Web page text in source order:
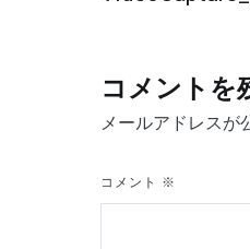
ナ
ビ
ゲ
コメントを
メールアドレスが
コメント ※